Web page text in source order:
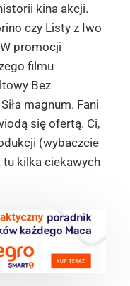
kina akcji.
czy Listy z Iwo
promocji
filmu
Bez
magnum. Fani
się ofertą. Ci,
(wybaczcie
tu kilka ciekawych